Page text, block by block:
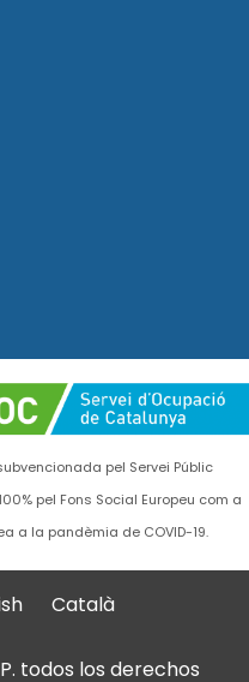
pel Servei Públic
pel Fons Social Europeu com a
a la pandèmia de COVID-19.
Català
todos los derechos